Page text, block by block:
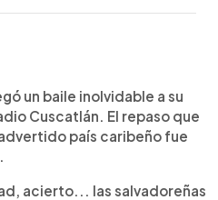
un baile inolvidable a su
Cuscatlán. El repaso que
país caribeño fue
acierto... las salvadoreñas